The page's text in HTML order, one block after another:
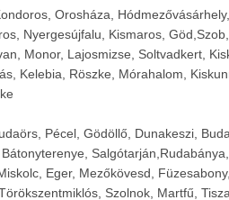
Orosháza,
Nyergesújfalu, Kismaros,
Monor, Lajosmizse, Soltvadkert,
Kelebia, Röszke, Mórahalom,
Pécel, Gödöllő, Dunakeszi,
Eger, Mezőkövesd,
Szolnok, Martfű,